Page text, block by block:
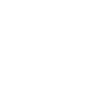
мы могли стать лучше!